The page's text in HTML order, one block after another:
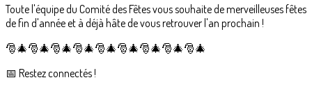
Toute l'équipe du Comité des Fêtes vous souhaite de merveilleuses fêtes
de fin d'année et à déjà hâte de vous retrouver l'an prochain !
🎅🎄🎅🎄🎅🎄🎅🎄🎅🎄🎅🎄🎅🎄🎅🎄🎅🎄
📅 Restez connectés !